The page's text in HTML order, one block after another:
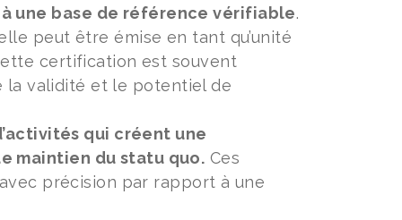
à une base de référence vérifiable.
peut être émise en tant qu’unité
certification est souvent
la validité et le potentiel de
qui créent une
maintien du statu quo. Ces
précision par rapport à une